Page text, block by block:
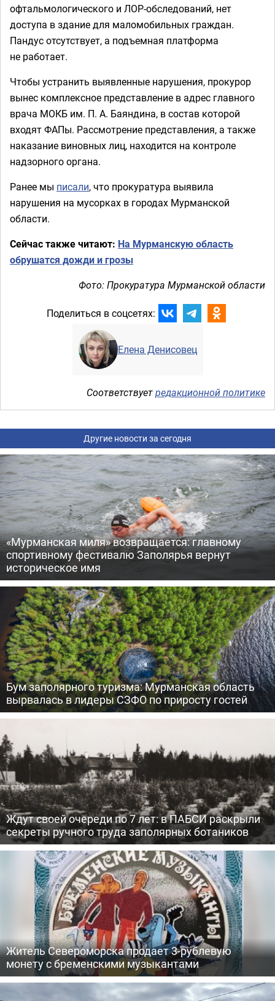
офтальмологического и ЛОР-обследований, нет
доступа в здание для маломобильных граждан.
Пандус отсутствует, а подъемная платформа
не работает.
Чтобы устранить выявленные нарушения, прокурор
вынес комплексное представление в адрес главного
врача МОКБ им. П. А. Баяндина, в состав которой
входят ФАПы. Рассмотрение представления, а также
наказание виновных лиц, находится на контроле
надзорного органа.
Ранее мы писали, что прокуратура выявила
нарушения на мусорках в городах Мурманской
области.
Сейчас также читают: На Мурманскую область
обрушатся дожди и грозы
Фото: Прокуратура Мурманской области
Поделиться в соцсетях:
Елена Денисовец
Соответствуетредакционной политике
Другие новости за сегодня
«Мурманская миля» возвращается: главному
спортивному фестивалю Заполярья вернут
историческое имя
Бум заполярного туризма: Мурманская область
вырвалась в лидеры СЗФО по приросту гостей
Ждут своей очереди по 7 лет: в ПАБСИ раскрыли
секреты ручного труда заполярных ботаников
Житель Североморска продает 3-рублевую
монету с бременскими музыкантами